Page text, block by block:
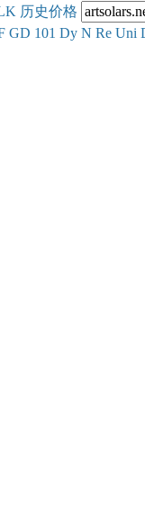
历史价格
GD 101 Dy N Re Uni